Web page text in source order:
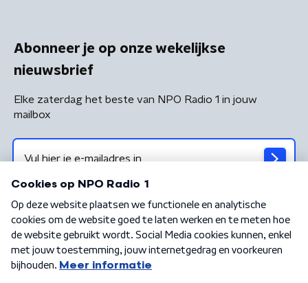
Abonneer je op onze wekelijkse
nieuwsbrief
Elke zaterdag het beste van NPO Radio 1 in jouw
mailbox
Algemene voorwaarden